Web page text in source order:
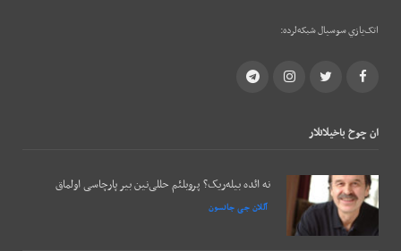
اتک‌يازي سوسيال شبکه‌لرده:
Facebook
Twitter
Instagram
Telegram
ان چوخ باخيلانلار
نه ائده بیله‌ریک؟ پروبلئم حللی‌نین بیر پارچاسی اولماق
آللان جی جانسون